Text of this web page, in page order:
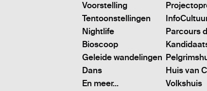
Voorstelling
Tentoonstellingen
Nightlife
Bioscoop
Geleide wandelingen
Dans
En meer...
Parcours
Huis van
Volkshuis